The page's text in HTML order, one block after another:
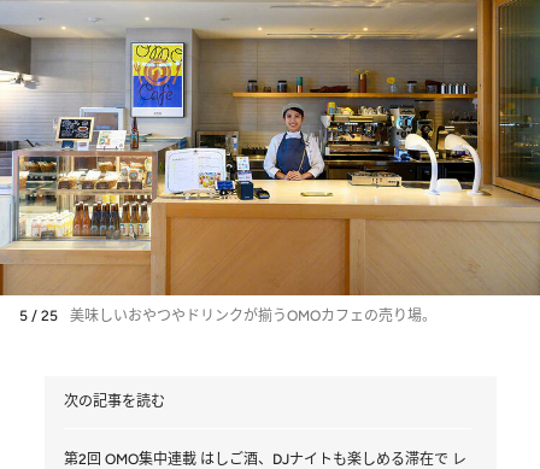
5 / 25 美味しいおやつやドリンクが揃うOMOカフェの売り場。
次の記事を読む
第2回 OMO集中連載 はしご酒、DJナイトも楽しめる滞在で レ